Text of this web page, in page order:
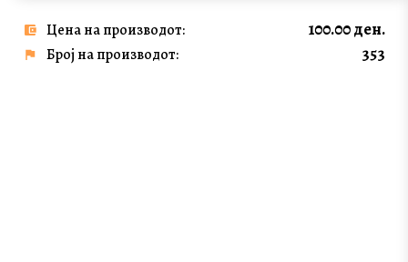
Цена на производот: 100.00 ден.
Број на производот: 353